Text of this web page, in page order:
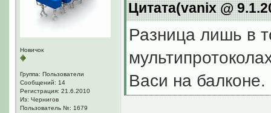
Новичок
Группа: Пользователи
Сообщений: 14
Регистрация: 21.6.2010
Из: Чернигов
Пользователь №: 1679
Цитата(vanix @
Разница лишь в
Васи на балконе.